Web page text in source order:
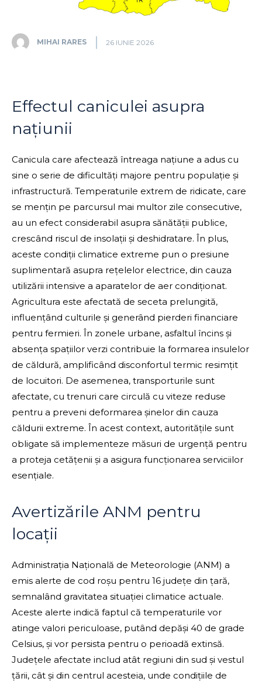
MIHAI RARES 26 IUNIE 2026
Effectul caniculei asupra
națiunii
Canicula care afectează întreaga națiune a adus cu
sine o serie de dificultăți majore pentru populație și
infrastructură. Temperaturile extrem de ridicate, care
se mențin pe parcursul mai multor zile consecutive,
au un efect considerabil asupra sănătății publice,
crescând riscul de insolații și deshidratare. În plus,
aceste condiții climatice extreme pun o presiune
suplimentară asupra rețelelor electrice, din cauza
utilizării intensive a aparatelor de aer condiționat.
Agricultura este afectată de seceta prelungită,
influențând culturile și generând pierderi financiare
pentru fermieri. În zonele urbane, asfaltul încins și
absența spațiilor verzi contribuie la formarea insulelor
de căldură, amplificând disconfortul termic resimțit
de locuitori. De asemenea, transporturile sunt
afectate, cu trenuri care circulă cu viteze reduse
pentru a preveni deformarea șinelor din cauza
căldurii extreme. În acest context, autoritățile sunt
obligate să implementeze măsuri de urgență pentru
a proteja cetățenii și a asigura funcționarea serviciilor
esențiale.
Avertizările ANM pentru
locații
Administrația Națională de Meteorologie (ANM) a
emis alerte de cod roșu pentru 16 județe din țară,
semnalând gravitatea situației climatice actuale.
Aceste alerte indică faptul că temperaturile vor
atinge valori periculoase, putând depăși 40 de grade
Celsius, și vor persista pentru o perioadă extinsă.
Județele afectate includ atât regiuni din sud și vestul
țării, cât și din centrul acesteia, unde condițiile de